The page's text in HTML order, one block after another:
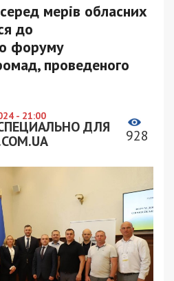
мерів обласних
до
форуму
проведеного
- 21:00
ДЛЯ
928